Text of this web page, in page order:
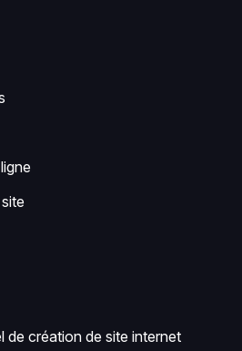
de création de site internet